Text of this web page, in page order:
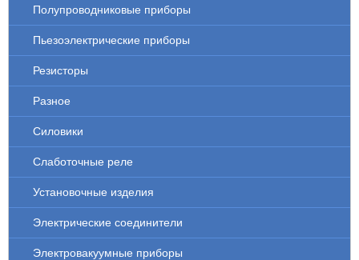
Полупроводниковые приборы
Пьезоэлектрические приборы
Резисторы
Разное
Силовики
Слаботочные реле
Установочные изделия
Электрические соединители
Электровакуумные приборы